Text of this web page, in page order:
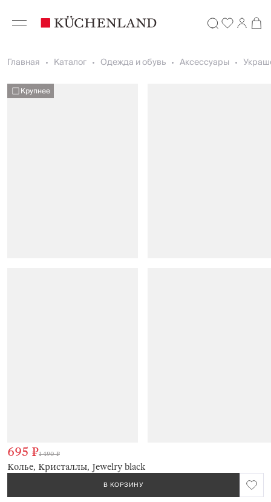
Главная Каталог Одежда и обувь Аксессуары
Крупнее
Колье, Кристаллы, Jewelry black
695 ₽1 490 ₽
В КОРЗИНУ